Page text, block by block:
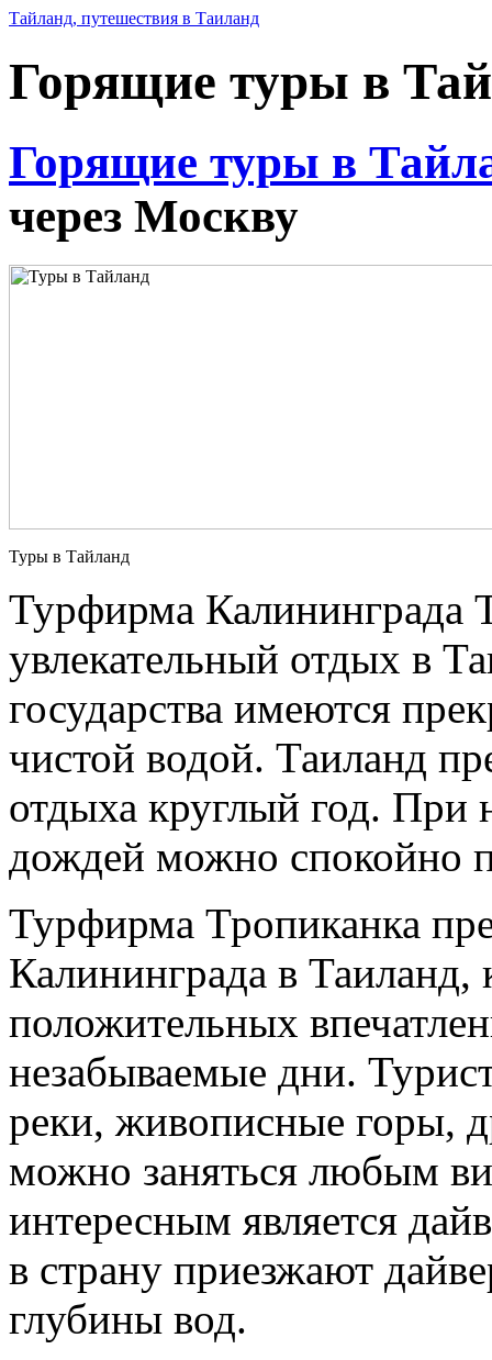
Тайланд, путешествия в Таиланд
Горящие туры в
Горящие туры в
через Москву
Туры в Тайланд
Турфирма Калининграда
увлекательный отдых в
государства имеются
чистой водой. Таиланд
отдыха круглый год. При
дождей можно спокойно
Турфирма Тропиканка
Калининграда в Таиланд,
положительных
незабываемые дни.
реки, живописные горы,
можно заняться любым
интересным является
в страну приезжают
глубины вод.